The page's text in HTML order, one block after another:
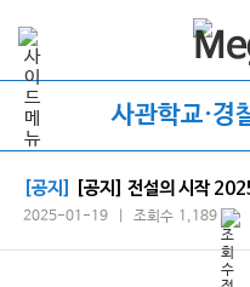
사관학교·경
[공지] [공지] 전설의 시작
2025-01-19 | 조회수 1,189